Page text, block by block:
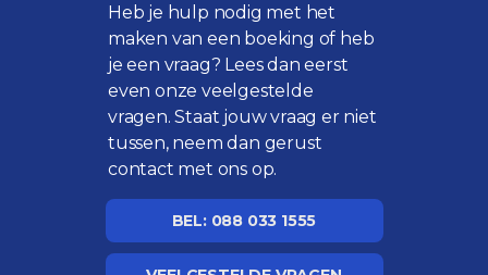
Heb je hulp nodig met het
maken van een boeking of heb
je een vraag? Lees dan eerst
even onzeveelgestelde
vragen. Staat jouw vraag er niet
tussen, neem dan gerust
contact met ons op.
BEL: 088 033 1555